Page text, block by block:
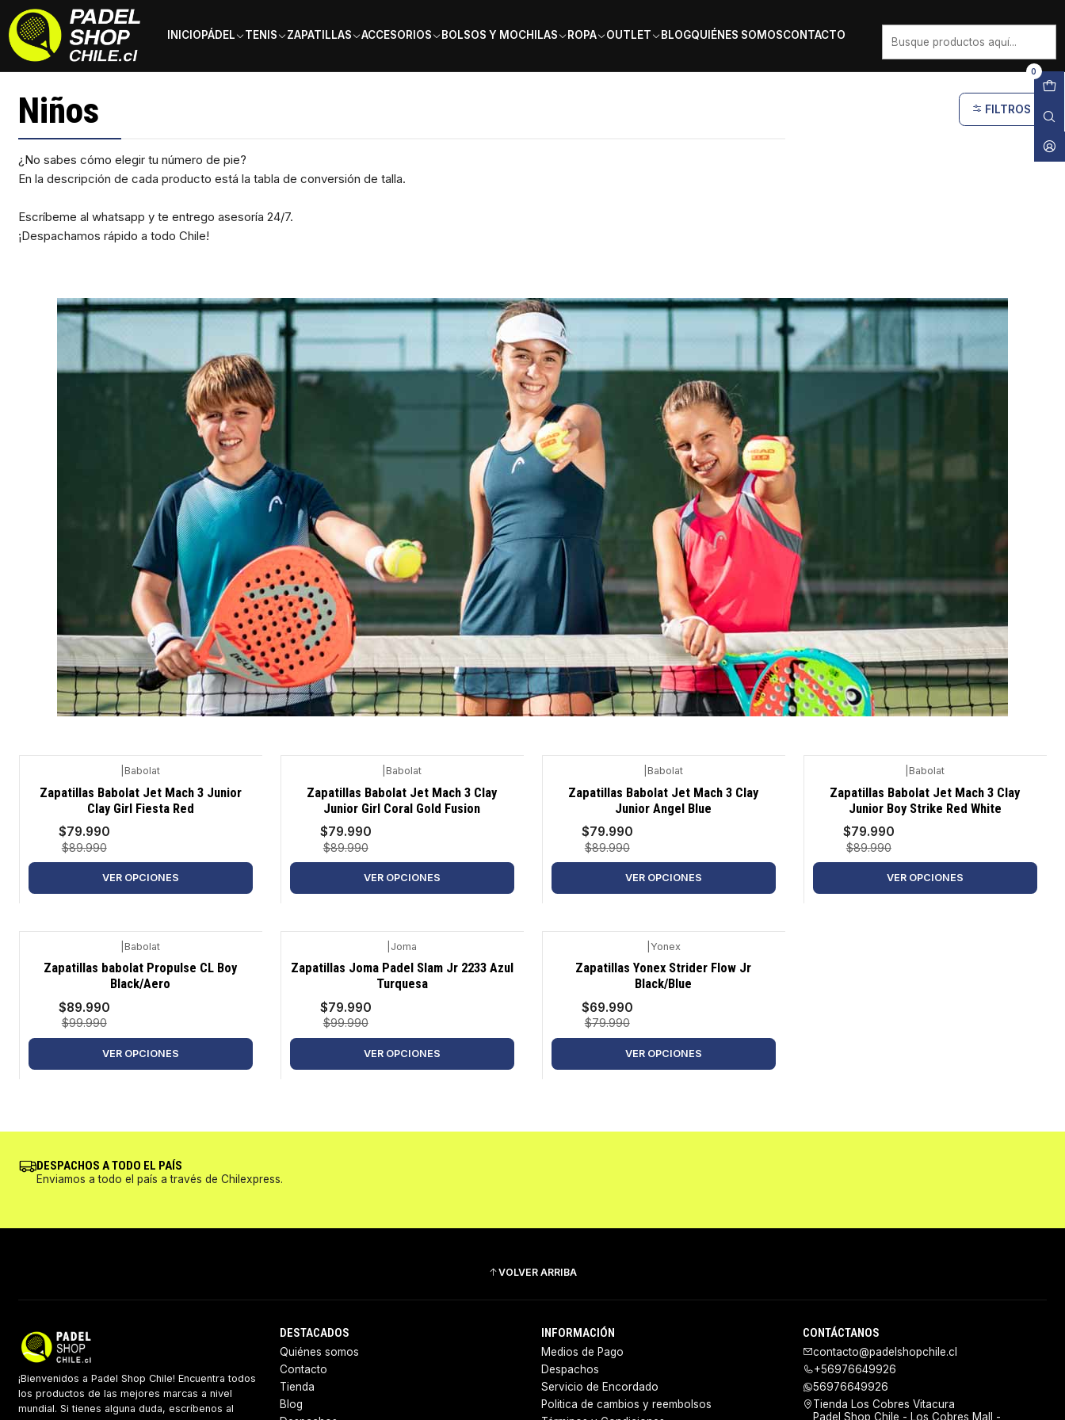
INICIOPÁDEL TENIS ZAPATILLAS ACCESORIOS BOLSOS Y MOCHILAS ROPA OUTLET BLOGQUIÉNES SOMOSCONTACTO
0
Inicio Zapatillas Niños
Niños
¿No sabes cómo elegir tu número de pie?
En la descripción de cada producto está la tabla de conversión de talla.
Escríbeme al whatsapp y te entrego asesoría 24/7.
¡Despachamos rápido a todo Chile!
FILTROS
-11%
Babolat
Zapatillas Babolat Jet Mach 3 Junior
Clay Girl Fiesta Red
$79.990
$89.990
VER OPCIONES
-11%
Babolat
Zapatillas Babolat Jet Mach 3 Clay
Junior Girl Coral Gold Fusion
$79.990
$89.990
VER OPCIONES
-11%
Babolat
Zapatillas Babolat Jet Mach 3 Clay
Junior Angel Blue
$79.990
$89.990
VER OPCIONES
-11%
Babolat
Zapatillas Babolat Jet Mach 3 Clay
Junior Boy Strike Red White
$79.990
$89.990
VER OPCIONES
-10%
Babolat
Zapatillas babolat Propulse CL Boy
Black/Aero
$89.990
$99.990
VER OPCIONES
-20%
Joma
Zapatillas Joma Padel Slam Jr 2233 Azul
Turquesa
$79.990
$99.990
VER OPCIONES
-13%
Yonex
Zapatillas Yonex Strider Flow Jr
Black/Blue
$69.990
$79.990
VER OPCIONES
DESPACHOS A TODO EL PAÍS
Enviamos a todo el país a través de Chilexpress.
VOLVER ARRIBA
¡Bienvenidos a Padel Shop Chile! Encuentra todos
los productos de las mejores marcas a nivel
mundial. Si tienes alguna duda, escríbenos al
DESTACADOS
Quiénes somos
Contacto
Tienda
Blog
INFORMACIÓN
Medios de Pago
Despachos
Servicio de Encordado
Politica de cambios y reembolsos
CONTÁCTANOS
contacto@padelshopchile.cl
+56976649926
56976649926
Tienda Los Cobres Vitacura
Padel Shop Chile - Los Cobres Mall -